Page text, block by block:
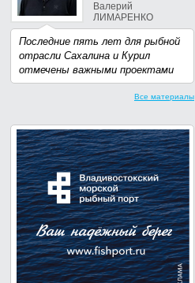
Валерий
ЛИМАРЕНКО
Последние пять лет для рыбной
отрасли Сахалина и Курил
отмечены важными проектами
Все материалы